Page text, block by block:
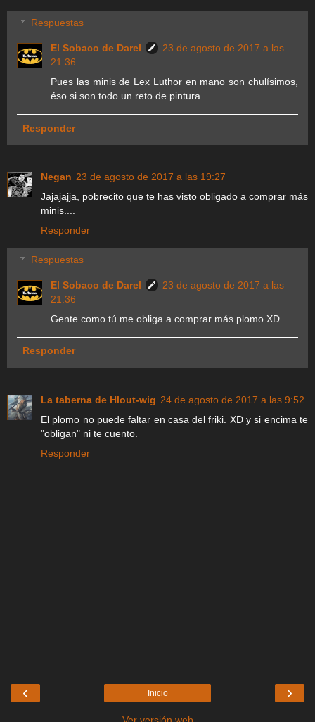
Respuestas
El Sobaco de Darel
23 de agosto de 2017 a las
21:36
Pues las minis de Lex Luthor en mano son chulísimos,
éso si son todo un reto de pintura...
Responder
Negan 23 de agosto de 2017 a las 19:27
Jajajajja, pobrecito que te has visto obligado a comprar más
minis....
Responder
Respuestas
El Sobaco de Darel
23 de agosto de 2017 a las
21:36
Gente como tú me obliga a comprar más plomo XD.
Responder
La taberna de Hlout-wig 24 de agosto de 2017 a las 9:52
El plomo no puede faltar en casa del friki. XD y si encima te
"obligan" ni te cuento.
Responder
‹ ›
Inicio